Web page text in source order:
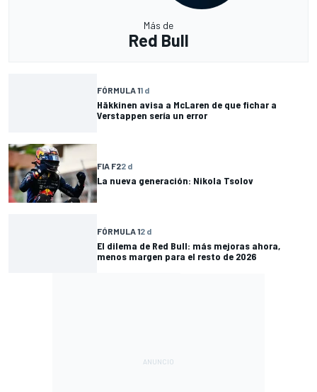
Más de
Red Bull
FÓRMULA 11 d
Häkkinen avisa a McLaren de que fichar a
Verstappen sería un error
FIA F22 d
La nueva generación: Nikola Tsolov
FÓRMULA 12 d
El dilema de Red Bull: más mejoras ahora,
menos margen para el resto de 2026